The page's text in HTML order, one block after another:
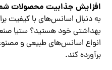
افزایش جذابیت محصولات
به دنبال اسانس‌های با کیفیت
بهداشتی خود هستید؟ ستیا
انواع اسانس‌های طبیعی و
برآورده کند.